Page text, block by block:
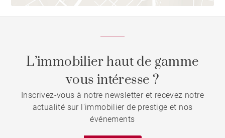
L’immobilier haut de gamme
vous intéresse ?
Inscrivez-vous à notre newsletter et recevez notre
actualité sur l'immobilier de prestige et nos
événements